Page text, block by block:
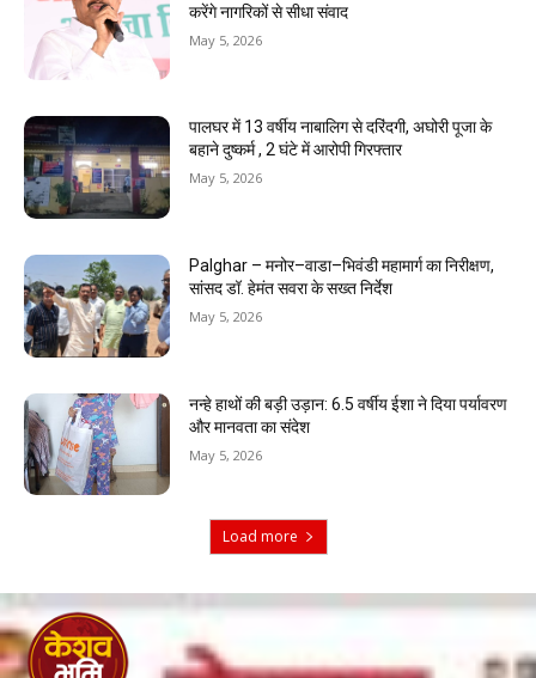
करेंगे नागरिकों से सीधा संवाद
May 5, 2026
पालघर में 13 वर्षीय नाबालिग से दरिंदगी, अघोरी पूजा के
बहाने दुष्कर्म , 2 घंटे में आरोपी गिरफ्तार
May 5, 2026
Palghar – मनोर–वाडा–भिवंडी महामार्ग का निरीक्षण,
सांसद डॉ. हेमंत सवरा के सख्त निर्देश
May 5, 2026
नन्हे हाथों की बड़ी उड़ान: 6.5 वर्षीय ईशा ने दिया पर्यावरण
और मानवता का संदेश
May 5, 2026
Load more